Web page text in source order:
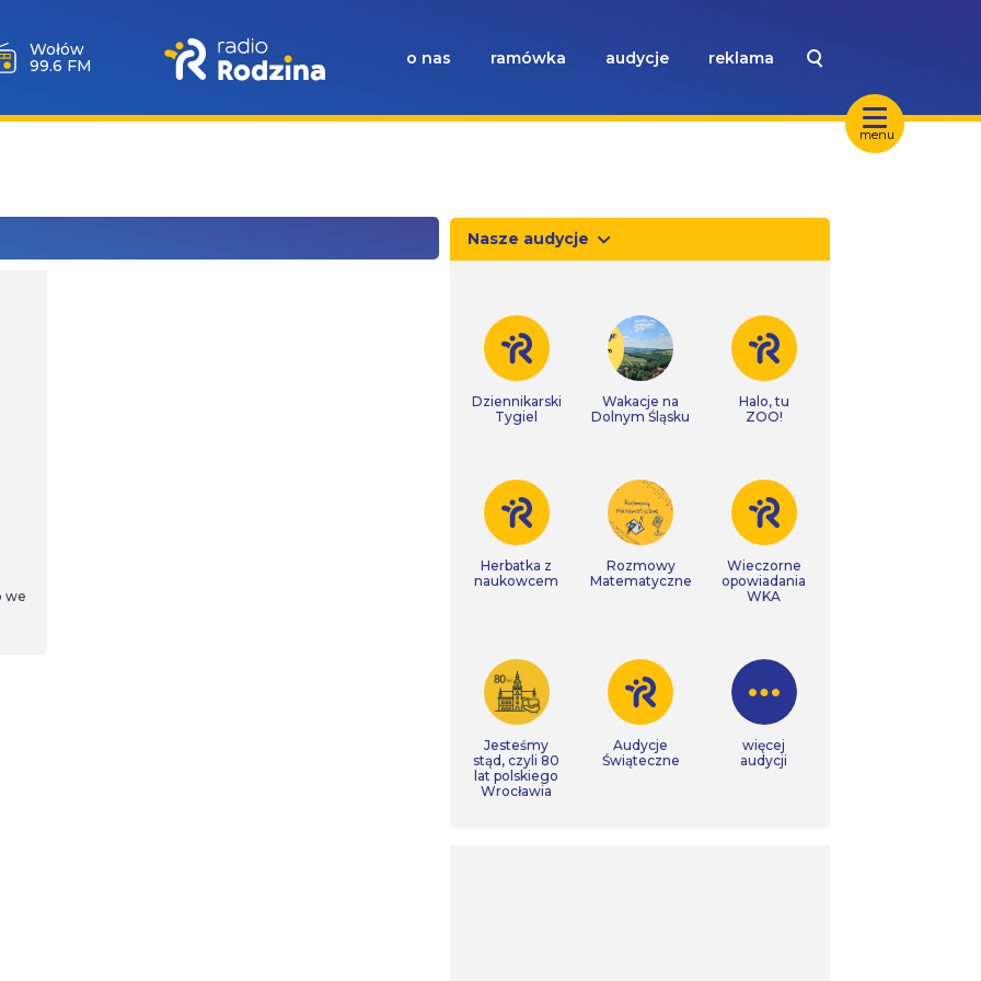
menu
Wołów
99.6 FM
o nas ramówka audycje reklama
we
Nasze audycje
Dziennikarski
Tygiel
Wakacje na
Dolnym Śląsku
Halo, tu
ZOO!
Herbatka z
naukowcem
Rozmowy
Matematyczne
Wieczorne
opowiadania
WKA
Jesteśmy
stąd, czyli 80
lat polskiego
Wrocławia
Audycje
Świąteczne
więcej
audycji